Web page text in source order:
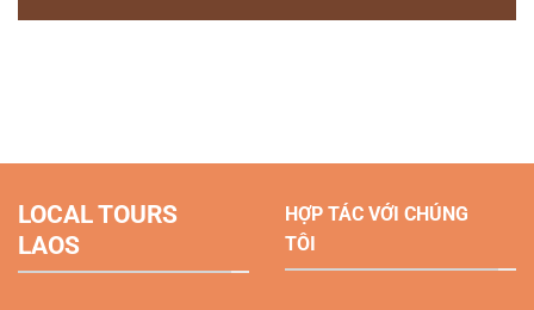
LOCAL TOURS
LAOS
HỢP TÁC VỚI CHÚNG
TÔI